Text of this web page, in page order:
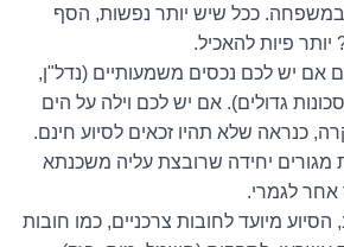
ככל שיש יותר נפשות, הסף
יותר פיות להאכיל.
אם יש לכם נכסים משמעותיים (נדל"ן,
גדולים). אם יש לכם וילה על הים
כנראה שלא תהיו זכאים לסיוע חינם.
מגורים יחידה שרובצת עליה משכנתא
אחר לגמרי.
הסיוע מיועד לחובות צרכניים, כמו חובות